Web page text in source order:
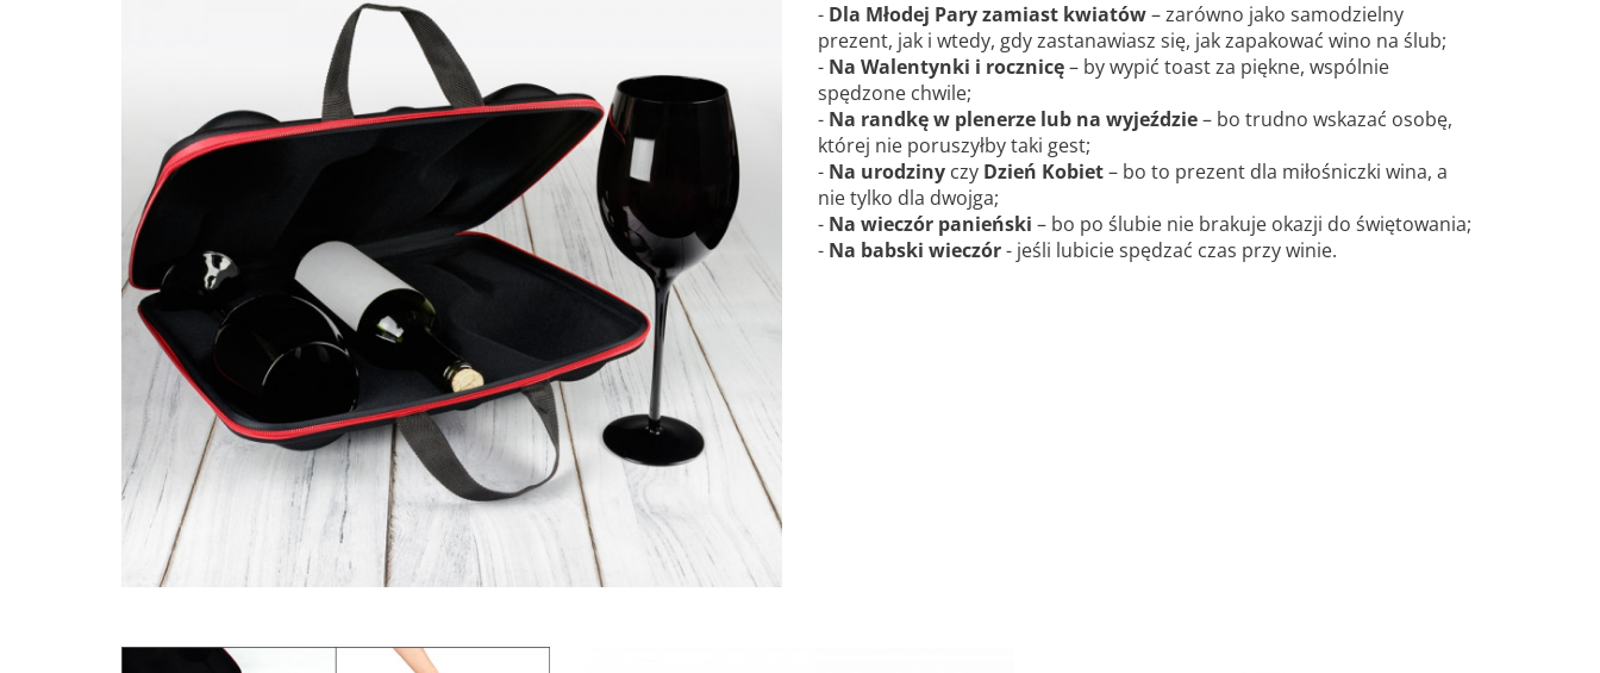
- Dla Młodej Pary zamiast kwiatów– zarówno jako samodzielny
prezent, jak i wtedy, gdy zastanawiasz się, jak zapakować wino na ślub;
- Na Walentynki i rocznicę– by wypić toast za piękne, wspólnie
spędzone chwile;
- Na randkę w plenerze lub na wyjeździe– bo trudno wskazać osobę,
której nie poruszyłby taki gest;
- Na urodziny czy Dzień Kobiet– bo to prezent dla miłośniczki wina, a
nie tylko dla dwojga;
- Na wieczór panieński – bo po ślubie nie brakuje okazji do świętowania;
- Na babski wieczór- jeśli lubicie spędzać czas przy winie.